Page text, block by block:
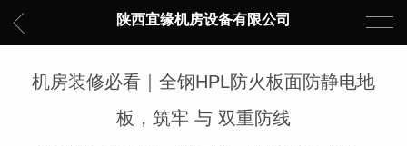
陕西宜缘机房设备有限公司
机房装修必看｜全钢HPL防火板面防静电地
板，筑牢 与 双重防线